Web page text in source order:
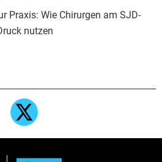
Praxis: Wie Chirurgen am SJD-
nutzen